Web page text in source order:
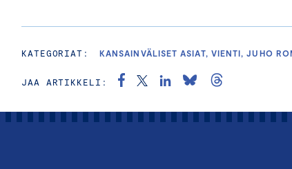
KATEGORIAT: KANSAINVÄLISET ASIAT, VIENTI, JUHO
JAA ARTIKKELI: